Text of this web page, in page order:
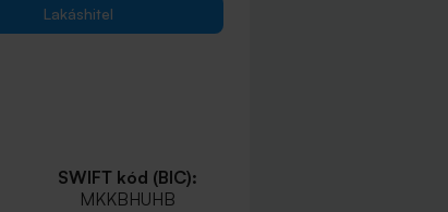
Lakáshitel
SWIFT kód (BIC):
MKKBHUHB